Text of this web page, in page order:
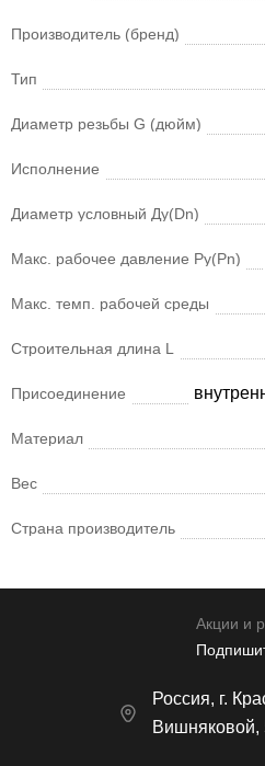
Производитель (бренд)
Тип
Диаметр резьбы G (дюйм)
Исполнение
Диаметр условный Ду(Dn)
Макс. рабочее давление Ру(Pn)
Макс. темп. рабочей среды
Строительная длина L
Присоединение
Материал
Вес
Страна производитель
Акции и
Россия, г.
Вишняковой,